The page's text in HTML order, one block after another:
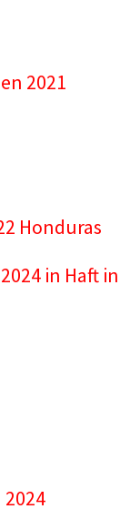
2021
Honduras
in Haft in